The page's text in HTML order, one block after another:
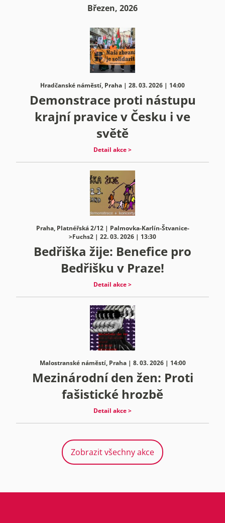
Březen, 2026
Hradčanské náměstí, Praha | 28. 03. 2026 | 14:00
Demonstrace proti nástupu
krajní pravice v Česku i ve
světě
Detail akce >
Praha, Platnéřská 2/12 | Palmovka-Karlín-Štvanice-
>Fuchs2 | 22. 03. 2026 | 13:30
Bedřiška žije: Benefice pro
Bedřišku v Praze!
Detail akce >
Malostranské náměstí, Praha | 8. 03. 2026 | 14:00
Mezinárodní den žen: Proti
fašistické hrozbě
Detail akce >
Zobrazit všechny akce